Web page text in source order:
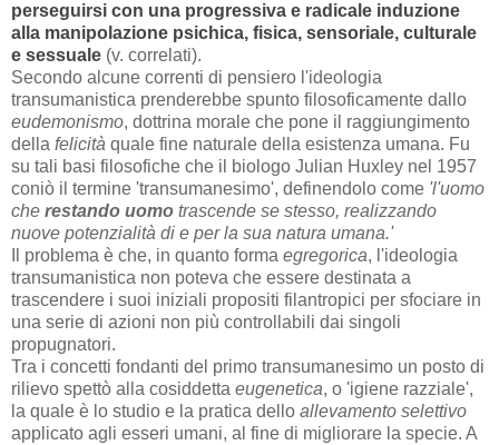
perseguirsi con una progressiva e radicale induzione
alla manipolazione psichica, fisica, sensoriale, culturale
e sessuale (v. correlati).
Secondo alcune correnti di pensiero l'ideologia
transumanistica prenderebbe spunto filosoficamente dallo
eudemonismo, dottrina morale che pone il raggiungimento
della felicità quale fine naturale della esistenza umana. Fu
su tali basi filosofiche che il biologo Julian Huxley nel 1957
coniò il termine 'transumanesimo', definendolo come 'l'uomo
che restando uomo trascende se stesso, realizzando
nuove potenzialità di e per la sua natura umana.'
Il problema è che, in quanto forma egregorica, l'ideologia
transumanistica non poteva che essere destinata a
trascendere i suoi iniziali propositi filantropici per sfociare in
una serie di azioni non più controllabili dai singoli
propugnatori.
Tra i concetti fondanti del primo transumanesimo un posto di
rilievo spettò alla cosiddetta eugenetica, o 'igiene razziale',
la quale è lo studio e la pratica dello allevamento selettivo
applicato agli esseri umani, al fine di migliorare la specie. A